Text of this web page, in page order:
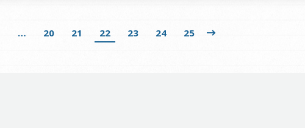
… 20 21 22 23 24 25